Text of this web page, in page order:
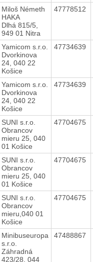
Miloš Németh
HAKA
Dlhá 815/5,
949 01 Nitra
47778512
Yamicom s.r.o.
Dvorkinova
24, 040 22
Košice
47734639
Yamicom s.r.o.
Dvorkinova
24, 040 22
Košice
47734639
SUNI s.r.o.
Obrancov
mieru 25, 040
01 Košice
47704675
SUNI s.r.o.
Obrancov
mieru 25, 040
01 Košice
47704675
SUNI s.r.o.
Obrancov
mieru,040 01
Košice
47704675
Minibuseuropa
s.r.o.
Záhradná
423/28, 044
47488867